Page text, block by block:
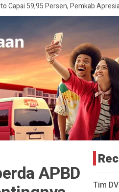
Persen, Pemkab Apresiasi Wajib
APBD
Tim